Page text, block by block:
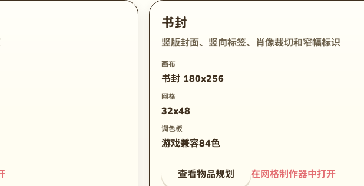
书封
竖版封面、竖向标签、肖像裁切和窄幅标识
画布
书封 180x256
网格
32x48
调色板
游戏兼容84色
查看物品规划 在网格制作器中打开